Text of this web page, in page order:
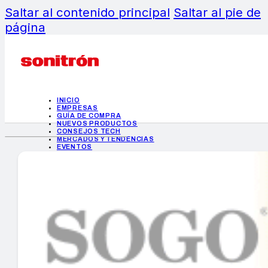
Saltar al contenido principal Saltar al pie de
página
INICIO
EMPRESAS
GUÍA DE COMPRA
NUEVOS PRODUCTOS
CONSEJOS TECH
MERCADOS Y TENDENCIAS
EVENTOS
INICIO
EMPRESAS